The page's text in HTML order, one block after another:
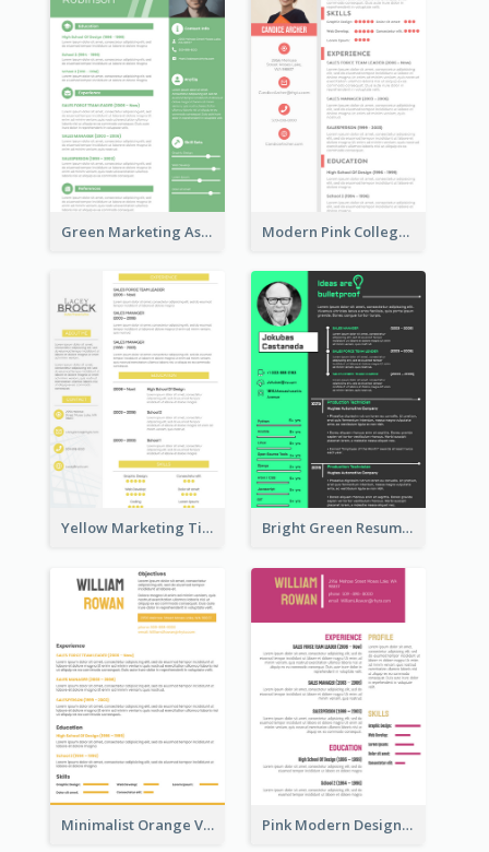
Green Marketing Assistant Resume Modern Pink College Student Resume
Yellow Marketing Timeline Consultant Resume Bright Green Resume
Minimalist Orange Vintage Resume Pink Modern Design Resume